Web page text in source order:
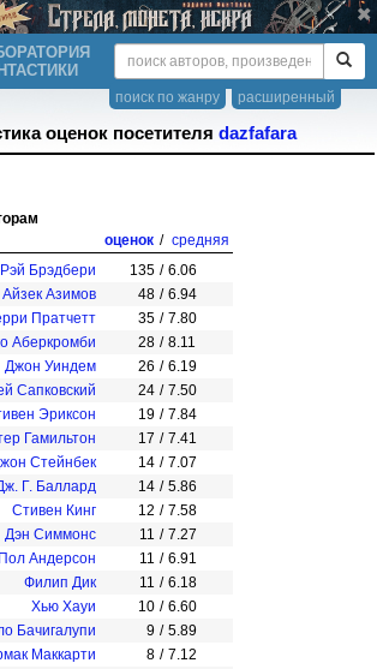
расширенный
поиск по жанру
оценок посетителя dazfafara
оценок / средняя
Рэй Брэдбери 135 / 6.06
Айзек Азимов 48 / 6.94
Пратчетт 35 / 7.80
Аберкромби 28 / 8.11
Джон Уиндем 26 / 6.19
Сапковский 24 / 7.50
Эриксон 19 / 7.84
Гамильтон 17 / 7.41
Стейнбек 14 / 7.07
Г. Баллард 14 / 5.86
Стивен Кинг 12 / 7.58
Дэн Симмонс 11 / 7.27
Пол Андерсон 11 / 6.91
Филип Дик 11 / 6.18
Хью Хауи 10 / 6.60
Бачигалупи 9 / 5.89
Маккарти 8 / 7.12